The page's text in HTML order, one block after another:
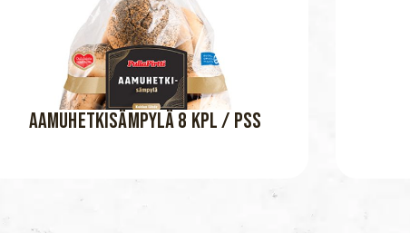
AAMUHETKISÄMPYLÄ 8 KPL / PSS